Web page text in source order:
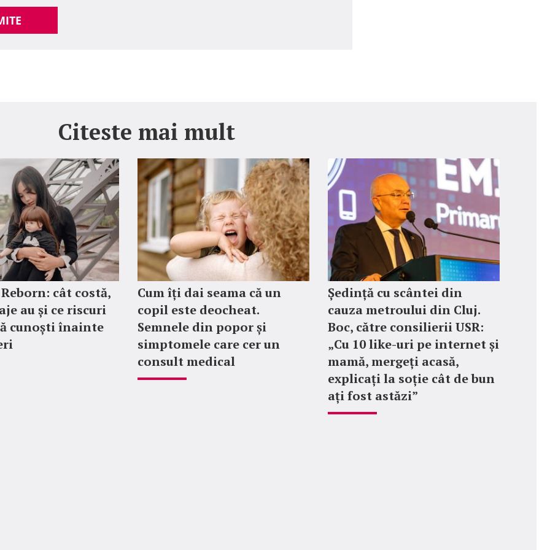
Citeste mai mult
cât costă,
au și ce riscuri
cunoști înainte
Cum îți dai seama că un
copil este deocheat.
Semnele din popor și
simptomele care cer un
consult medical
Ședință cu scântei din
cauza metroului din Cluj.
Boc, către consilierii USR:
„Cu 10 like-uri pe internet și
mamă, mergeți acasă,
explicați la soție cât de bun
ați fost astăzi”